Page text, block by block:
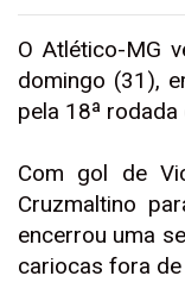
O Atlético-MG
domingo (31),
pela 18ª
Com gol de
Cruzmaltino
encerrou uma
cariocas fora de